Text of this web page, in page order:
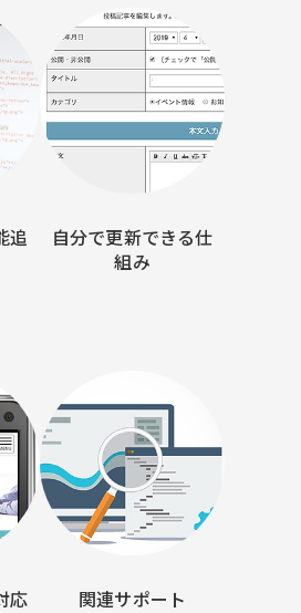
追
自分で更新できる仕
組み
応 関連サポート